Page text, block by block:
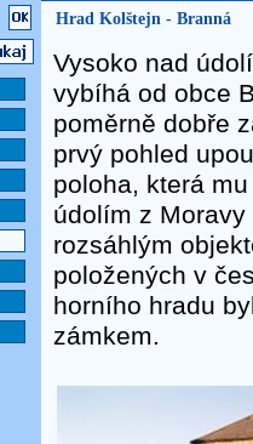
Hrad Kolštejn - Branná
Vysoko nad
vybíhá od obce
poměrně dobře
prvý pohled
poloha, která
údolím z
rozsáhlým
položených v
horního hradu
zámkem.